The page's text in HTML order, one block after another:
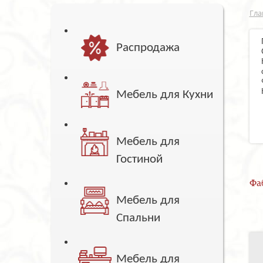
Распродажа
Мебель для Кухни
Мебель для
Гостиной
Мебель для
Спальни
Мебель для